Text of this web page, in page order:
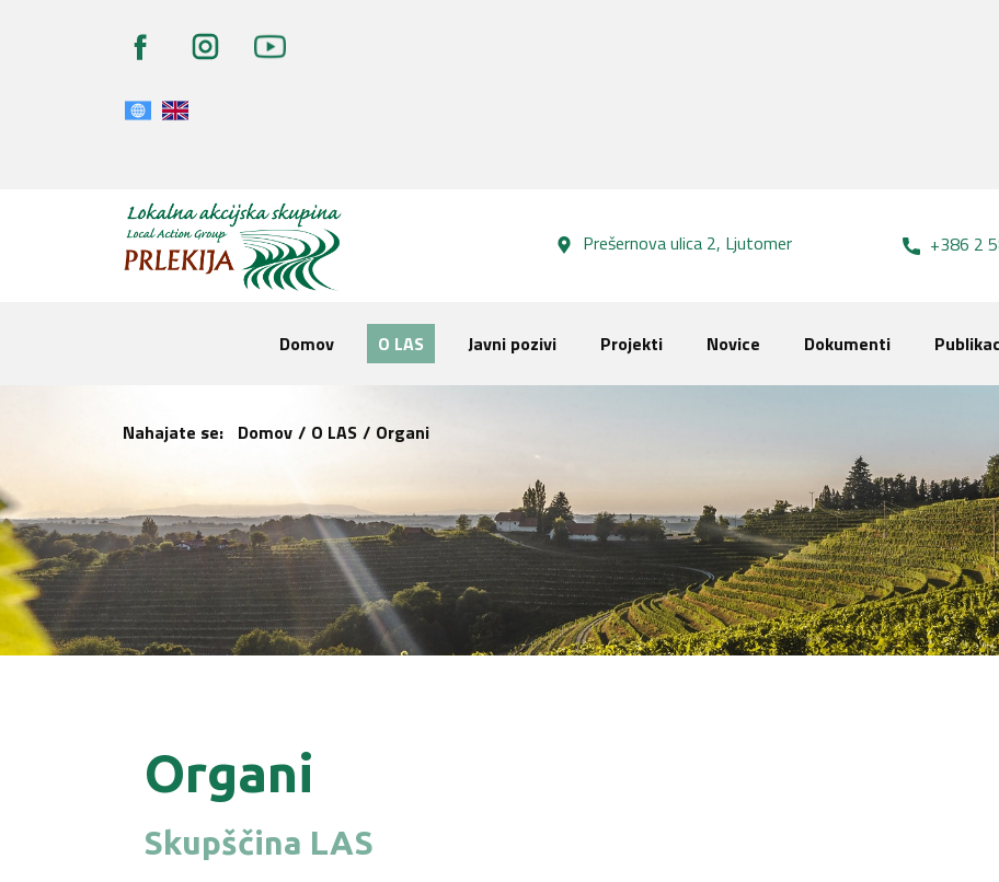
+386 2
Prešernova ulica 2, Lj​utomer
Domov O LAS Javni pozivi Projekti Novice Dokumenti
Nahajate se: Domov / O LAS / Organi
Organi
Skupščina LAS